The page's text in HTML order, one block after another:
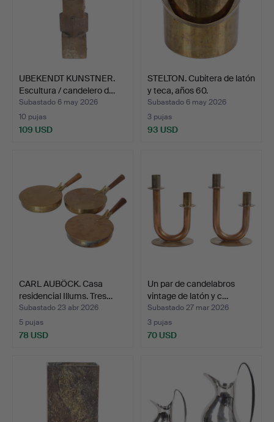
UBEKENDT KUNSTNER.
Escultura / candelero d…
Subastado 6 may 2026
10 pujas
109 USD
STELTON. Cubitera de latón
y teca, años 60.
Subastado 6 may 2026
3 pujas
93 USD
CARL AUBÖCK. Casa
residencial Illums. Tres…
Subastado 23 abr 2026
5 pujas
78 USD
Un par de candelabros
vintage de latón y c…
Subastado 27 mar 2026
3 pujas
70 USD